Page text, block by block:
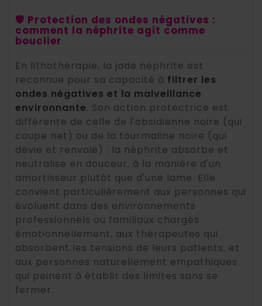
🛡️ Protection des ondes négatives :
comment la néphrite agit comme
bouclier
En lithothérapie, la jade néphrite est
reconnue pour sa capacité à filtrer les
ondes négatives et la malveillance
environnante. Son action protectrice est
différente de celle de l'obsidienne noire (qui
coupe net) ou de la tourmaline noire (qui
dévie et renvoie) : la néphrite absorbe et
neutralise en douceur, à la manière d'un
amortisseur plutôt que d'une lame. Elle
convient particulièrement aux personnes qui
évoluent dans des environnements
professionnels ou familiaux chargés
émotionnellement, aux thérapeutes qui
absorbent les tensions de leurs patients, et
aux personnes naturellement empathiques
qui peinent à établir des limites sans se
fermer.